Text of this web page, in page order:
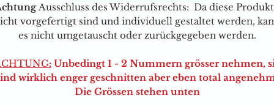
Ausschluss des Widerrufsrechts: Da diese
vorgefertigt sind und individuell gestaltet werden,
es nicht umgetauscht oder zurückgegeben werden.
:Unbedingt 1 - 2 Nummern grösser nehmen,
wirklich enger geschnitten aber eben total
Die Grössen stehen unten